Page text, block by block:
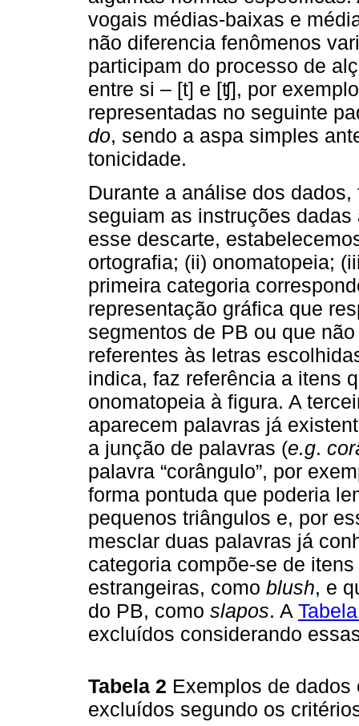
vogais médias-baixas e
não diferencia fenômenos
participam do processo de
entre si – [t] e [ʧ], por
representadas no seguinte
do, sendo a aspa simples
tonicidade.
Durante a análise dos
seguiam as instruções
esse descarte,
ortografia; (ii) onomatopeia;
primeira categoria
representação gráfica que
segmentos de PB ou que
referentes às letras
indica, faz referência a itens
onomatopeia à figura. A
aparecem palavras já
a junção de palavras (e.g.
palavra “corângulo”, por
forma pontuda que poderia
pequenos triângulos e, por
mesclar duas palavras já
categoria compõe-se de
estrangeiras, como blush, e
do PB, como slapos. A
excluídos considerando
Tabela 2 Exemplos de
excluídos segundo os